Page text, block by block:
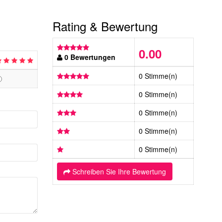
Rating & Bewertung
0 Bewertungen 0.00
0 Stimme(n)
0 Stimme(n)
0 Stimme(n)
0 Stimme(n)
0 Stimme(n)
Schreiben Sie Ihre Bewertung